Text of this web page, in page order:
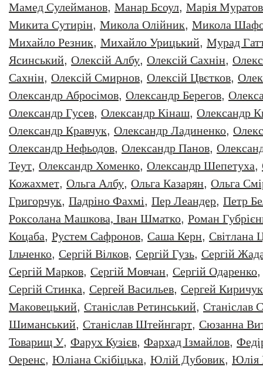
Мамед Сулейманов, Манар Бсоул, Марія
Микита Сутирін, Микола Олійник, Микола
Михайло Резник, Михайло Урицький, Мурад
Ясинський, Олексiй Албу, Олексiй Сахнiн,
Сахнін, Олексій Смирнов, Олексій Цвєтков,
Олександр Абросімов, Олександр Берегов,
Олександр Гусев, Олександр Кінаш, Олександр
Олександр Кравчук, Олександр Ладиненко,
Олександр Нефьодов, Олександр Панов,
Теут, Олександр Хоменко, Олександр Шепетуха,
Кожахмет, Ольга Албу, Ольга Казарян, Ольга
Григорчук, Падріно Фахмі, Пер Леандер, Петр
Роксолана Машкова, Іван Шматко, Роман
Коцаба, Рустем Сафронов, Саша Керн, Світлана
Ільченко, Сергій Вілков, Сергій Гузь, Сергій
Сергій Марков, Сергій Мовчан, Сергій Одаренко
Сергій Стинка, Сергей Васильев, Сергей Киричук
Маковецький, Станіслав Ретинський, Станіслав
Шиманський, Станіслав Штейнгарт, Сюзанна
Товарищ У, Фарух Кузієв, Фархад Ізмайлов,
Оеренс, Юліана Скібіцька, Юлій Дубовик, Юлія